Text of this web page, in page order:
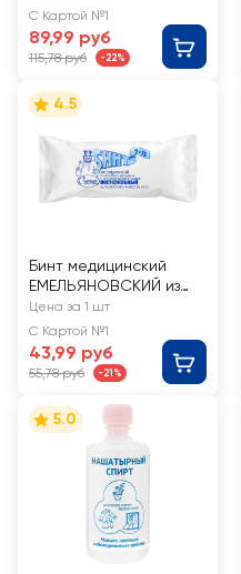
С Картой №1
89,99 руб
115,78 руб -22%
4.5
Бинт медицинский
ЕМЕЛЬЯНОВСКИЙ из
нетканого материала
с неосыпающимися
краями нестерильная,
7мх14см
Цена за 1 шт
С Картой №1
43,99 руб
55,78 руб -21%
5.0